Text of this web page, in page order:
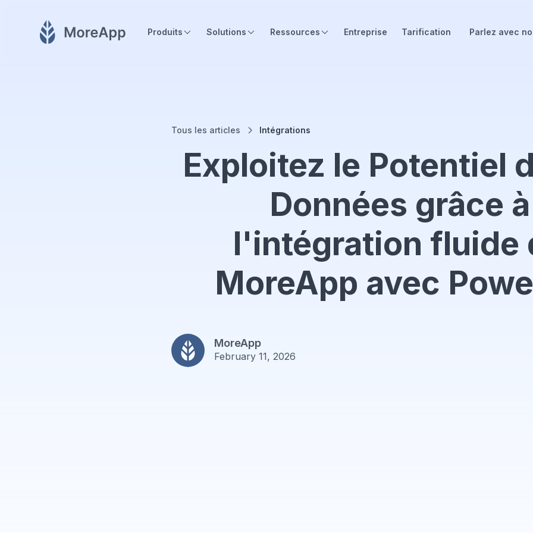
Produits Solutions Ressources Entreprise Tarification Parlez avec
Tous les articles Intégrations
Exploitez le Potentiel
Données grâce à
l'intégration fluide
MoreApp avec
MoreApp
February 11, 2026